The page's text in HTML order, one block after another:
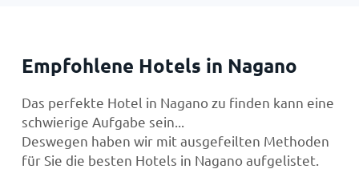
Empfohlene Hotels in Nagano
Das perfekte Hotel in Nagano zu finden kann eine
schwierige Aufgabe sein...
Deswegen haben wir mit ausgefeilten Methoden
für Sie die besten Hotels in Nagano aufgelistet.